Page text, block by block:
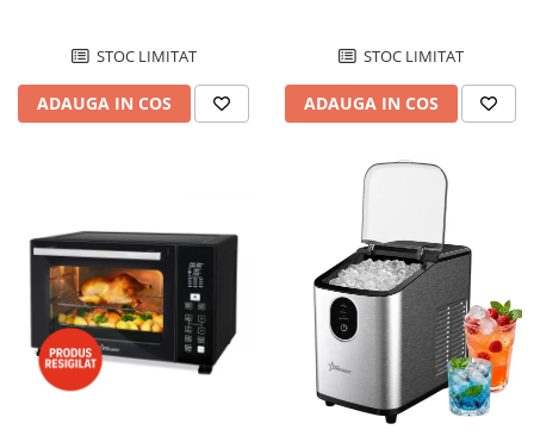
STOC LIMITAT
ADAUGA IN COS
STOC LIMITAT
ADAUGA IN COS